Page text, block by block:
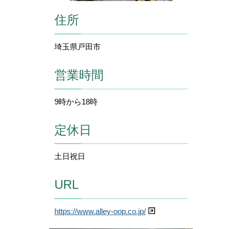
住所
埼玉県戸田市
営業時間
9時から18時
定休日
土日祝日
URL
https://www.alley-oop.co.jp/